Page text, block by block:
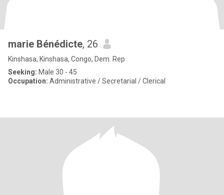
marie Bénédicte, 26
Kinshasa, Kinshasa, Congo, Dem. Rep
Seeking: Male 30 - 45
Occupation: Administrative / Secretarial / Clerical